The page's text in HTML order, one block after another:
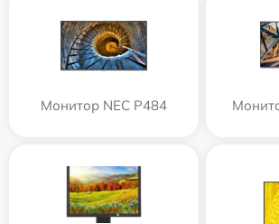
Монитор NEC P484